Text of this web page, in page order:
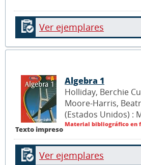
Ver ejemplares
Texto impreso
Algebra 1
Holliday, Berchie
Moore-Harris,
(Estados Unidos) :
Material bibliográfico en
Ver ejemplares